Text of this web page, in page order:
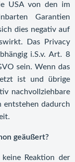
USA von den im
Garantien
dies negativ auf
Das Privacy
i.S.v. Art. 8
sein. Wenn das
ist und übrige
nachvollziehbare
entstehen dadurch
geäußert?
Reaktion der